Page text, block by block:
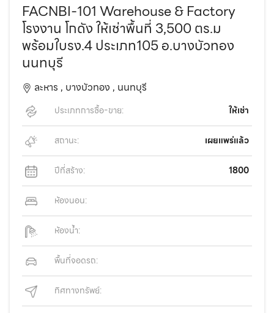
FACNBI-101 Warehouse & Factory
โรงงาน โกดัง ให้เช่าพื้นที่ 3,500 ตร.ม
พร้อมใบรง.4 ประเภท105 อ.บางบัวทอง
นนทบุรี
ละหาร , บางบัวทอง , นนทบุรี
ประเภทการซื้อ-ขาย: ให้เช่า
สถานะ: เผยแพร่แล้ว
ปีที่สร้าง: 1800
ห้องนอน:
ห้องน้ำ:
พื้นที่จอดรถ:
ทิศทางทรัพย์: